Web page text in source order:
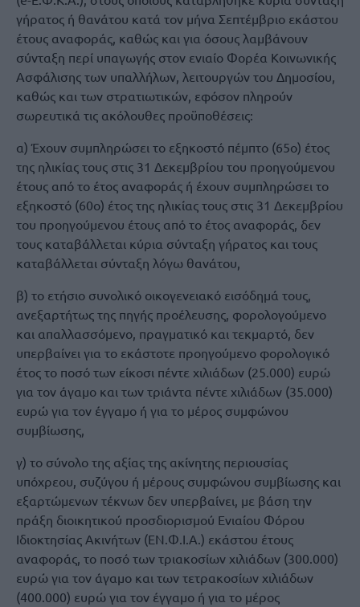
γήρατος ή θανάτου κατά τον μήνα Σεπτέμβριο εκάστου
έτους αναφοράς, καθώς και για όσους λαμβάνουν
σύνταξη περί υπαγωγής στον ενιαίο Φορέα Κοινωνικής
Ασφάλισης των υπαλλήλων, λειτουργών του Δημοσίου,
καθώς και των στρατιωτικών, εφόσον πληρούν
σωρευτικά τις ακόλουθες προϋποθέσεις:
α) Έχουν συμπληρώσει το εξηκοστό πέμπτο (65ο) έτος
της ηλικίας τους στις 31 Δεκεμβρίου του προηγούμενου
έτους από το έτος αναφοράς ή έχουν συμπληρώσει το
εξηκοστό (60ο) έτος της ηλικίας τους στις 31 Δεκεμβρίου
του προηγούμενου έτους από το έτος αναφοράς, δεν
τους καταβάλλεται κύρια σύνταξη γήρατος και τους
καταβάλλεται σύνταξη λόγω θανάτου,
β) το ετήσιο συνολικό οικογενειακό εισόδημά τους,
ανεξαρτήτως της πηγής προέλευσης, φορολογούμενο
και απαλλασσόμενο, πραγματικό και τεκμαρτό, δεν
υπερβαίνει για το εκάστοτε προηγούμενο φορολογικό
έτος το ποσό των είκοσι πέντε χιλιάδων (25.000) ευρώ
για τον άγαμο και των τριάντα πέντε χιλιάδων (35.000)
ευρώ για τον έγγαμο ή για το μέρος συμφώνου
συμβίωσης,
γ) το σύνολο της αξίας της ακίνητης περιουσίας
υπόχρεου, συζύγου ή μέρους συμφώνου συμβίωσης και
εξαρτώμενων τέκνων δεν υπερβαίνει, με βάση την
πράξη διοικητικού προσδιορισμού Ενιαίου Φόρου
Ιδιοκτησίας Ακινήτων (ΕΝ.Φ.Ι.Α.) εκάστου έτους
αναφοράς, το ποσό των τριακοσίων χιλιάδων (300.000)
ευρώ για τον άγαμο και των τετρακοσίων χιλιάδων
(400.000) ευρώ για τον έγγαμο ή για το μέρος